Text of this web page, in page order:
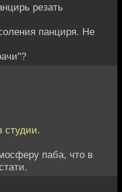
резать
панциря. Не
студии.
паба, что в